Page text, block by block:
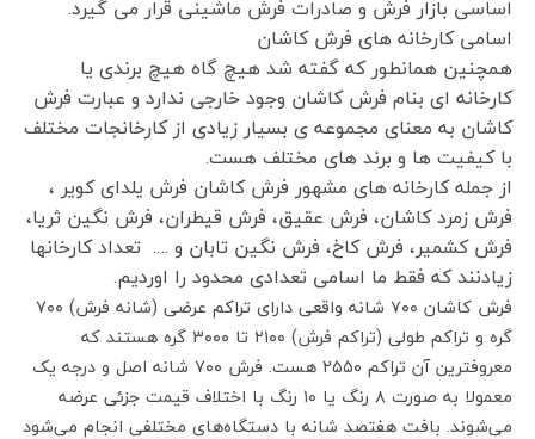
اساسی بازار فرش و صادرات فرش ماشینی قرار می گیرد.
اسامی کارخانه های فرش کاشان
همچنین همانطور که گفته شد هیچ گاه هیچ برندی یا
کارخانه ای بنام فرش کاشان وجود خارجی ندارد و عبارت فرش
کاشان به معنای مجموعه ی بسیار زیادی از کارخانجات مختلف
با کیفیت ها و برند های مختلف هست.
از جمله کارخانه های مشهور فرش کاشان فرش یلدای کویر ،
فرش زمرد کاشان، فرش عقیق، فرش قیطران، فرش نگین ثریا،
فرش کشمیر، فرش کاخ، فرش نگین تابان و …. تعداد کارخانها
زیادنند که فقط ما اسامی تعدادی محدود را اوردیم.
فرش کاشان ۷۰۰ شانه واقعی دارای تراکم عرضی (شانه فرش) ۷۰۰
گره و تراکم طولی (تراکم فرش) ۲۱۰۰ تا ۳۰۰۰ گره هستند که
معروفترین آن تراکم ۲۵۵۰ هست. فرش ۷۰۰ شانه اصل و درجه یک
معمولا به صورت ۸ رنگ یا ۱۰ رنگ با اختلاف قیمت جزئی عرضه
می‌شوند. بافت هفتصد شانه با دستگاه‌های مختلفی انجام می‌شود